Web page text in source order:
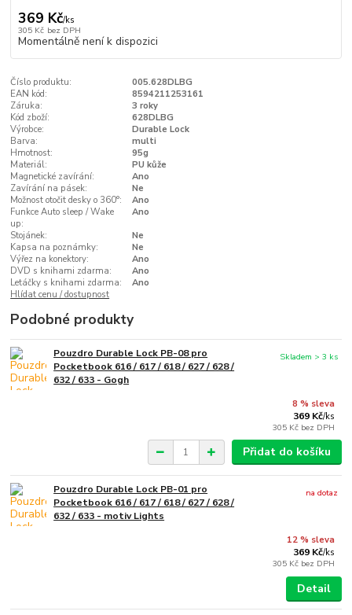
369 Kč/ks
305 Kč bez DPH
Momentálně není k dispozici
Číslo produktu:
005.628DLBG
EAN kód:
8594211253161
Záruka:
3 roky
Kód zboží:
628DLBG
Výrobce:
Durable Lock
Barva:
multi
Hmotnost:
95g
Materiál:
PU kůže
Magnetické zavírání:
Ano
Zavírání na pásek:
Ne
Možnost otočit desky o 360°:
Ano
Funkce Auto sleep / Wake
up:
Ano
Stojánek:
Ne
Kapsa na poznámky:
Ne
Výřez na konektory:
Ano
DVD s knihami zdarma:
Ano
Letáčky s knihami zdarma:
Ano
Hlídat cenu / dostupnost
Podobné produkty
Pouzdro Durable Lock PB-08 pro
Pocketbook 616 / 617 / 618 / 627 / 628 /
632 / 633 - Gogh
8 % sleva
369 Kč/ks
305 Kč bez DPH
Skladem > 3 ks
Přidat do košíku
Pouzdro Durable Lock PB-01 pro
Pocketbook 616 / 617 / 618 / 627 / 628 /
632 / 633 - motiv Lights
12 % sleva
369 Kč/ks
305 Kč bez DPH
na dotaz
Detail